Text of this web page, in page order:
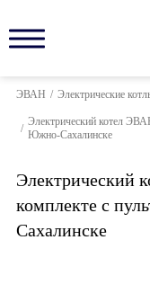
ЭВАН / Электрические
/
Электрический котел
Южно-Сахалинске
Электрический
комплекте с
Сахалинске